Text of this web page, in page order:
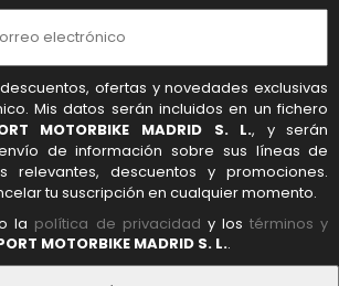
ofertas y novedades exclusivas
Mis datos serán incluidos en un fichero
MOTORBIKE MADRID S. L., y serán
de información sobre sus líneas de
relevantes, descuentos y promociones.
tu suscripción en cualquier momento.
la política de privacidad y lostérminos y
MOTORBIKE MADRID S. L..